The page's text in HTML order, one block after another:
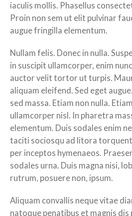
iaculis mollis. Phasellus
Proin non sem ut elit pulvinar
augue fringilla elementum.
Nullam felis. Donec in nulla.
in suscipit ullamcorper, enim
auctor velit tortor ut turpis.
aliquam eleifend. Sed eget
sed massa. Etiam non nulla.
ullamcorper nisl. In pharetra
elementum. Duis sodales enim
taciti sociosqu ad litora
per inceptos hymenaeos.
sodales urna. Duis magna nisi,
rutrum, posuere non, ipsum.
Aliquam convallis neque vitae
natoque penatibus et magnis